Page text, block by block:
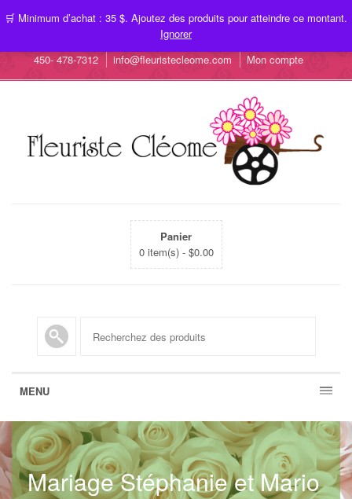
450- 478-7312 info@fleuristecleome.com Mon compte
Panier
0 item(s) - $0.00
MENU
Mariage Stéphanie et Mario
🛒 Minimum d’achat : 35 $. Ajoutez des produits pour atteindre ce montant.
Ignorer